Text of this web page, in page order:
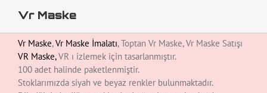
Vr Maske
Vr Maske,Vr Maske İmalatı, Toptan Vr Maske, Vr Maske Satışı
VR Maske,VR ı izlemek için tasarlanmıştır.
100 adet halinde paketlenmiştir.
Stoklarımızda siyah ve beyaz renkler bulunmaktadır.